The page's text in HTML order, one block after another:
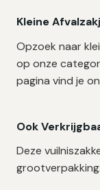
Kleine
Opzoek naar
op onze
pagina vind je
Ook
Deze